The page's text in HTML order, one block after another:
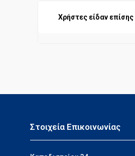
Χρήστες είδαν επίσης
Στοιχεία Επικοινωνίας